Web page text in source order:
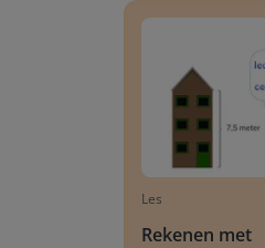
Les
Rekenen met